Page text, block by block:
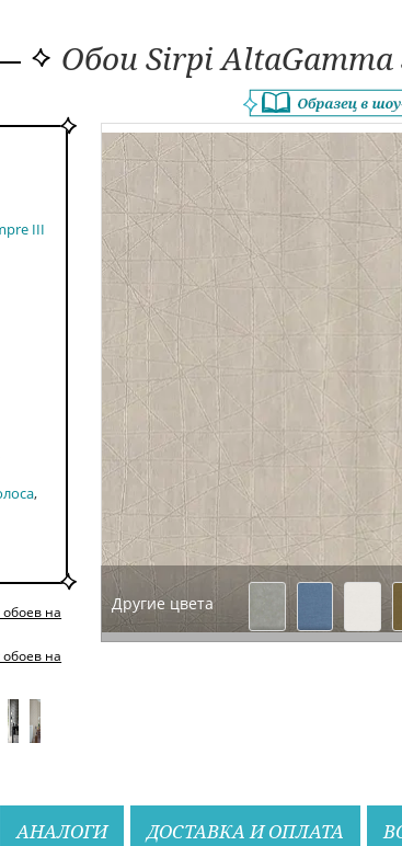
Обои Sirpi AltaGamma
Другие цвета
Назад
III
на
на
АНАЛОГИ ДОСТАВКА И ОПЛАТА